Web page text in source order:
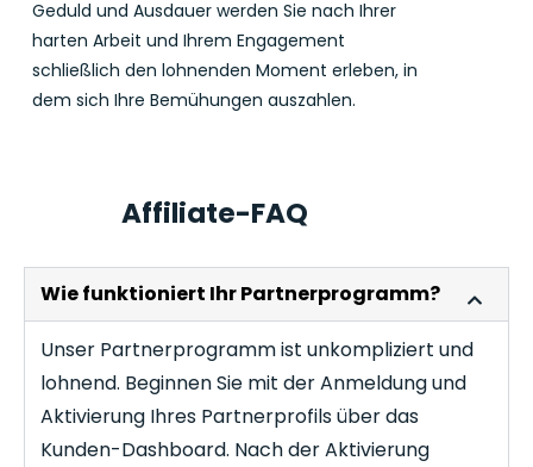
Geduld und Ausdauer werden Sie nach Ihrer
harten Arbeit und Ihrem Engagement
schließlich den lohnenden Moment erleben, in
dem sich Ihre Bemühungen auszahlen.
Affiliate-FAQ
Wie funktioniert Ihr Partnerprogramm?
Unser Partnerprogramm ist unkompliziert und
lohnend. Beginnen Sie mit der Anmeldung und
Aktivierung Ihres Partnerprofils über das
Kunden-Dashboard. Nach der Aktivierung